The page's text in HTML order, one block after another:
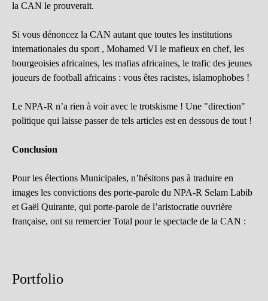
la CAN le prouverait.
Si vous dénoncez la CAN autant que toutes les institutions
internationales du sport , Mohamed VI le mafieux en chef, les
bourgeoisies africaines, les mafias africaines, le trafic des jeunes
joueurs de football africains : vous êtes racistes, islamophobes !
Le NPA-R n’a rien à voir avec le trotskisme ! Une "direction"
politique qui laisse passer de tels articles est en dessous de tout !
Conclusion
Pour les élections Municipales, n’hésitons pas à traduire en
images les convictions des porte-parole du NPA-R Selam Labib
et Gaël Quirante, qui porte-parole de l’aristocratie ouvrière
française, ont su remercier Total pour le spectacle de la CAN :
Portfolio